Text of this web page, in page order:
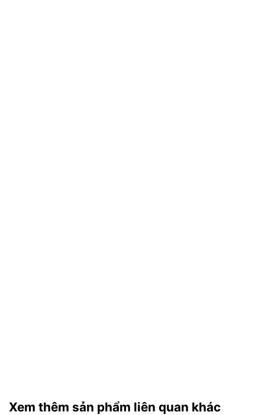
Xem thêm sản phẩm liên quan khác